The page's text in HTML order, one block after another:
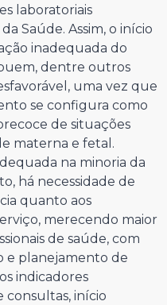
laboratoriais
Saúde. Assim, o início
inadequada do
dentre outros
uma vez que
se configura como
de situações
materna e fetal.
na minoria da
há necessidade de
quanto aos
merecendo maior
de saúde, com
e planejamento de
indicadores
consultas, início